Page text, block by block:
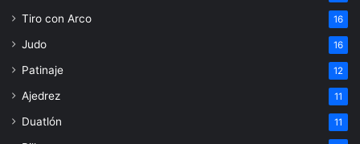
Tiro con Arco 16
Judo 16
Patinaje 12
Ajedrez 11
Duatlón 11